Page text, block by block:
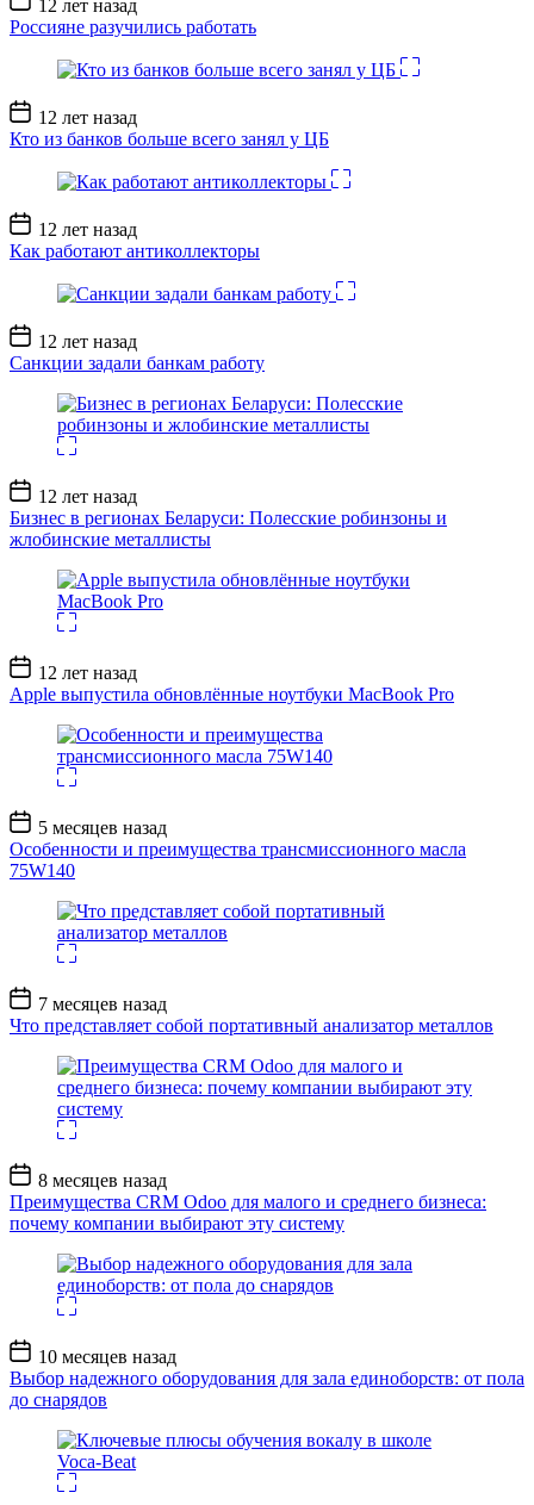
записи
12 лет назад
Россияне разучились работать
Дата
записи
12 лет назад
Кто из банков больше всего занял у ЦБ
Дата
записи
12 лет назад
Как работают антиколлекторы
Дата
записи
12 лет назад
Санкции задали банкам работу
Дата
записи
12 лет назад
Бизнес в регионах Беларуси: Полесские робинзоны и
жлобинские металлисты
Дата
записи
12 лет назад
Apple выпустила обновлённые ноутбуки MacBook Pro
Дата
записи
5 месяцев назад
Особенности и преимущества трансмиссионного масла
75W140
Дата
записи
7 месяцев назад
Что представляет собой портативный анализатор металлов
Дата
записи
8 месяцев назад
Преимущества CRM Odoo для малого и среднего бизнеса:
почему компании выбирают эту систему
Дата
записи
10 месяцев назад
Выбор надежного оборудования для зала единоборств: от пола
до снарядов